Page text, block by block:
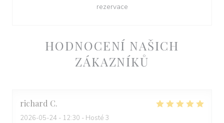
HODNOCENÍ NAŠICH
ZÁKAZNÍKŮ
richard C
2026-05-24 - 12:30 - Hosté 3
rezervace